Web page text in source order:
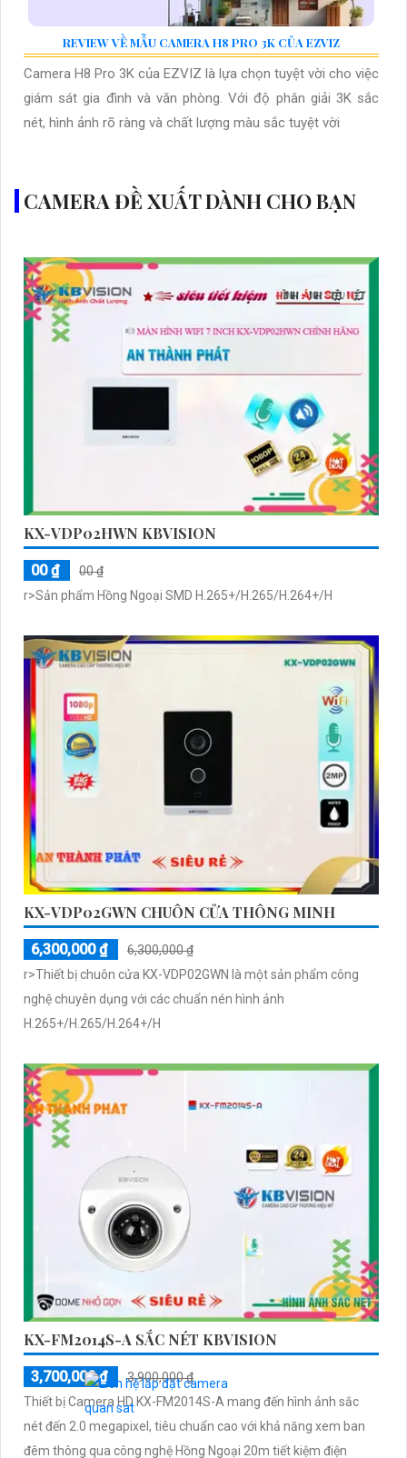
REVIEW VỀ MẪU CAMERA H8 PRO 3K CỦA EZVIZ
Camera H8 Pro 3K của EZVIZ là lựa chọn tuyệt vời cho việc
giám sát gia đình và văn phòng. Với độ phân giải 3K sắc
nét, hình ảnh rõ ràng và chất lượng màu sắc tuyệt vời
CAMERA ĐỀ XUẤT DÀNH CHO BẠN
KX-VDP02HWN KBVISION
00 ₫
00 ₫
r>Sản phẩm Hồng Ngoại SMD H.265+/H.265/H.264+/H
KX-VDP02GWN CHUÔN CỬA THÔNG MINH
6,300,000 ₫
6,300,000 ₫
r>Thiết bị chuôn cửa KX-VDP02GWN là một sản phẩm công
nghệ chuyên dụng với các chuẩn nén hình ảnh
H.265+/H.265/H.264+/H
KX-FM2014S-A SẮC NÉT KBVISION
3,700,000 ₫
3,900,000 ₫
Thiết bị Camera HD KX-FM2014S-A mang đến hình ảnh sắc
nét đến 2.0 megapixel, tiêu chuẩn cao với khả năng xem ban
đêm thông qua công nghệ Hồng Ngoại 20m tiết kiệm điện